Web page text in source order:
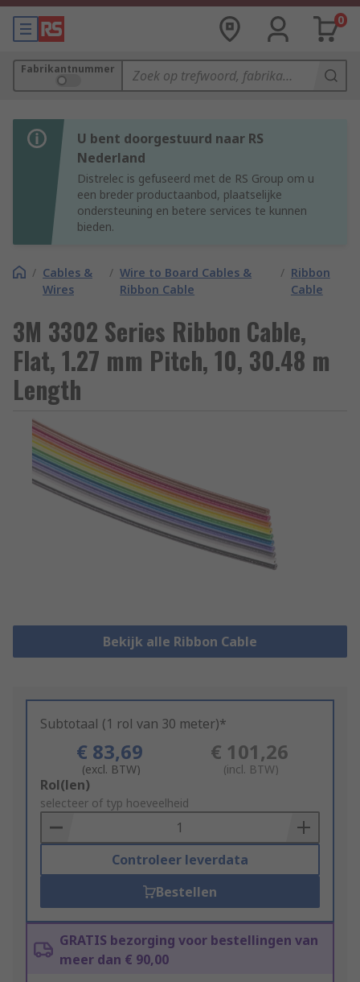
0
Fabrikantnummer
U bent doorgestuurd naar RS
Nederland
Distrelec is gefuseerd met de RS Group om u
een breder productaanbod, plaatselijke
ondersteuning en betere services te kunnen
bieden.
/ Cables &
Wires
/ Wire to Board Cables &
Ribbon Cable
/ Ribbon
Cable
3M 3302 Series Ribbon Cable,
Flat, 1.27 mm Pitch, 10, 30.48 m
Length
Bekijk alle Ribbon Cable
Subtotaal (1 rol van 30 meter)*
€ 83,69
(excl. BTW)
€ 101,26
(incl. BTW)
Add
to
Basket
Rol(len)
selecteer of typ hoeveelheid
Controleer leverdata
Bestellen
GRATIS bezorging voor bestellingen van
meer dan € 90,00